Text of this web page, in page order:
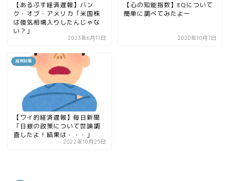
【あるぷす経済遅報】バン
ク・オブ・アメリカ「米国株
は強気相場入りしたんじゃな
い？」
2023年6月11日
【心の知能指数】EQについて
簡単に調べてみたよー
2020年10月7日
経済記事
【ワイ的経済遅報】毎日新聞
「日銀の政策について世論調
査したよ！結果は・・・」
2022年10月25日